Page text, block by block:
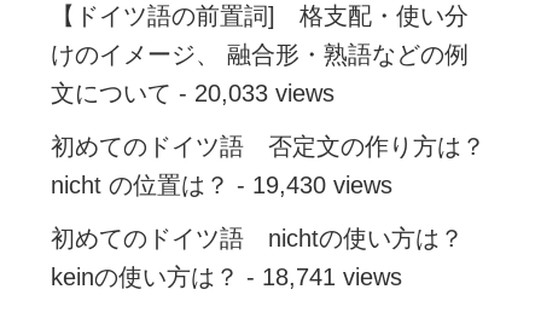
【ドイツ語の前置詞] 格支配・使い分
けのイメージ、 融合形・熟語などの例
文について - 20,033 views
初めてのドイツ語 否定文の作り方は？
nicht の位置は？ - 19,430 views
初めてのドイツ語 nichtの使い方は？
keinの使い方は？ - 18,741 views